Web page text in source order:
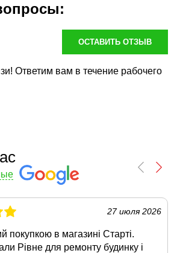
ОСТАВИТЬ ОТЗЫВ
Ответим вам в течение рабочего
27 июля 2026
покупкою в магазині Старті.
Рівне для ремонту будинку і